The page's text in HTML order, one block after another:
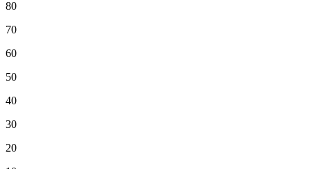
80
70
60
50
40
30
20